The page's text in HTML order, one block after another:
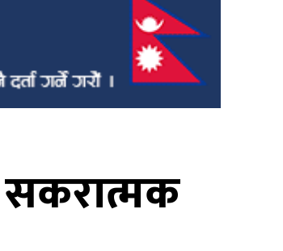
सकरात्मक